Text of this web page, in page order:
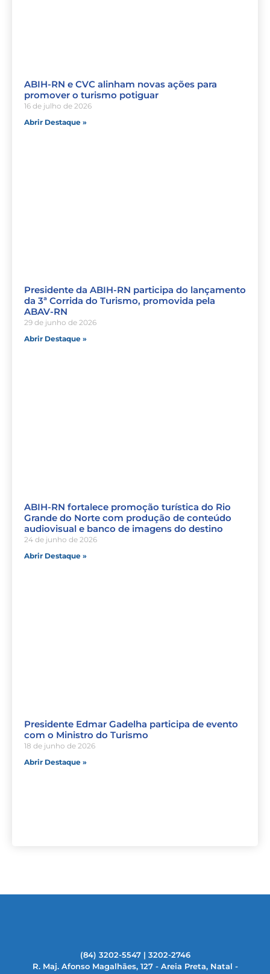
ABIH-RN e CVC alinham novas ações para
promover o turismo potiguar
16 de julho de 2026
Abrir Destaque »
Presidente da ABIH-RN participa do lançamento
da 3ª Corrida do Turismo, promovida pela
ABAV-RN
29 de junho de 2026
Abrir Destaque »
ABIH-RN fortalece promoção turística do Rio
Grande do Norte com produção de conteúdo
audiovisual e banco de imagens do destino
24 de junho de 2026
Abrir Destaque »
Presidente Edmar Gadelha participa de evento
com o Ministro do Turismo
18 de junho de 2026
Abrir Destaque »
(84) 3202-5547 | 3202-2746
R. Maj. Afonso Magalhães, 127 - Areia Preta, Natal -